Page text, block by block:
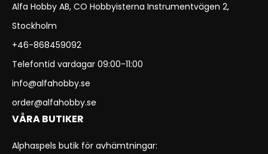
Alfa Hobby AB, CO Hobbyisterna Instrumentvägen 2,
Stockholm
+46-868459092
Telefontid vardagar 09:00-11:00
info@alfahobby.se
order@alfahobby.se
VÅRA BUTIKER
Alphaspels butik för avhämtningar: